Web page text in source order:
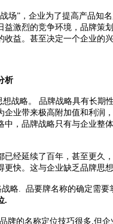
场”，企业为了提高产品知
益激烈的竞争环境，品牌策
收益。甚至决定一个企业的兴
析
想战略。 品牌战略具有长期
企业带来极高附加值和利润
中，品牌战略只有与企业整
已经延续了百年，甚至更久
更快。这与企业缺乏品牌思想
战略. 品要牌名称的确定需要
.
牌的名称定位技巧很多,但企